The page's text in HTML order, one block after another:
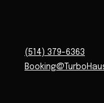
(514) 379-6363